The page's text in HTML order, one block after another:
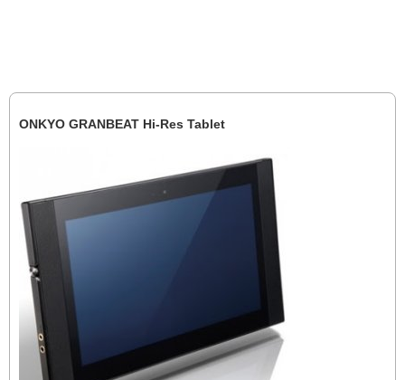
ONKYO GRANBEAT Hi-Res Tablet